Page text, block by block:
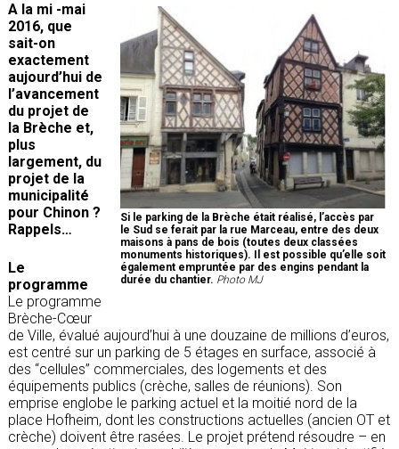
Si le parking de la Brèche était réalisé, l’accès par
le Sud se ferait par la rue Marceau, entre des deux
maisons à pans de bois (toutes deux classées
monuments historiques). Il est possible qu’elle soit
également empruntée par des engins pendant la
durée du chantier. Photo MJ
A la mi -mai
2016, que
sait-on
exactement
aujourd’hui de
l’avancement
du projet de
la Brèche et,
plus
largement, du
projet de la
municipalité
pour Chinon ?
Rappels…
Le
programme
Le programme
Brèche-Cœur
de Ville, évalué aujourd’hui à une douzaine de millions d’euros,
est centré sur un parking de 5 étages en surface, associé à
des “cellules” commerciales, des logements et des
équipements publics (crèche, salles de réunions). Son
emprise englobe le parking actuel et la moitié nord de la
place Hofheim, dont les constructions actuelles (ancien OT et
crèche) doivent être rasées. Le projet prétend résoudre – en